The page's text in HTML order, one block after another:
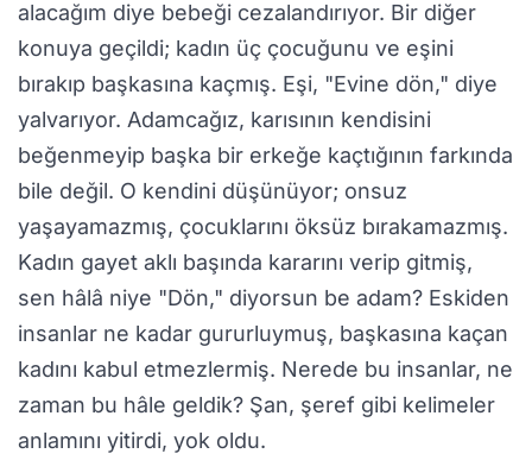
alacağım diye bebeği cezalandırıyor. Bir diğer
konuya geçildi; kadın üç çocuğunu ve eşini
bırakıp başkasına kaçmış. Eşi, "Evine dön," diye
yalvarıyor. Adamcağız, karısının kendisini
beğenmeyip başka bir erkeğe kaçtığının farkında
bile değil. O kendini düşünüyor; onsuz
yaşayamazmış, çocuklarını öksüz bırakamazmış.
Kadın gayet aklı başında kararını verip gitmiş,
sen hâlâ niye "Dön," diyorsun be adam? Eskiden
insanlar ne kadar gururluymuş, başkasına kaçan
kadını kabul etmezlermiş. Nerede bu insanlar, ne
zaman bu hâle geldik? Şan, şeref gibi kelimeler
anlamını yitirdi, yok oldu.